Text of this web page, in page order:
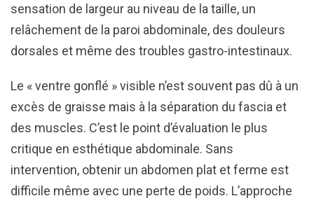
sensation de largeur au niveau de la taille, un
relâchement de la paroi abdominale, des douleurs
dorsales et même des troubles gastro-intestinaux.
Le « ventre gonflé » visible n’est souvent pas dû à un
excès de graisse mais à la séparation du fascia et
des muscles. C’est le point d’évaluation le plus
critique en esthétique abdominale. Sans
intervention, obtenir un abdomen plat et ferme est
difficile même avec une perte de poids. L’approche